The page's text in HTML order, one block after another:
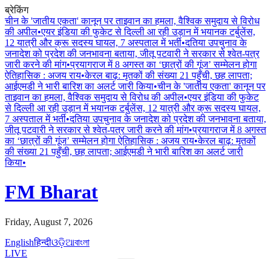
ब्रेकिंग
चीन के 'जातीय एकता' कानून पर ताइवान का हमला, वैश्विक समुदाय से विरोध
की अपील•एयर इंडिया की फुकेट से दिल्ली आ रही उड़ान में भयानक टर्बुलेंस,
12 यात्री और क्रू सदस्य घायल, 7 अस्पताल में भर्ती•दतिया उपचुनाव के
जनादेश को प्रदेश की जनभावना बताया, जीतू पटवारी ने सरकार से श्वेत-पत्र
जारी करने की मांग•प्रयागराज में 8 अगस्त का ‘छात्रों की गूंज’ सम्मेलन होगा
ऐतिहासिक : अजय राय•केरल बाढ़: मृतकों की संख्या 21 पहुँची, छह लापता;
आईएमडी ने भारी बारिश का अलर्ट जारी किया•चीन के 'जातीय एकता' कानून पर
ताइवान का हमला, वैश्विक समुदाय से विरोध की अपील•एयर इंडिया की फुकेट
से दिल्ली आ रही उड़ान में भयानक टर्बुलेंस, 12 यात्री और क्रू सदस्य घायल,
7 अस्पताल में भर्ती•दतिया उपचुनाव के जनादेश को प्रदेश की जनभावना बताया,
जीतू पटवारी ने सरकार से श्वेत-पत्र जारी करने की मांग•प्रयागराज में 8 अगस्त
का ‘छात्रों की गूंज’ सम्मेलन होगा ऐतिहासिक : अजय राय•केरल बाढ़: मृतकों
की संख्या 21 पहुँची, छह लापता; आईएमडी ने भारी बारिश का अलर्ट जारी
किया•
FM Bharat
Friday, August 7, 2026
Englishहिन्दीଓଡ଼ିଆবাংলা
LIVE